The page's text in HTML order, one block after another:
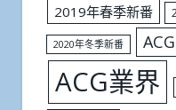
2019年春季新番
2020年冬季新番
ACG業界